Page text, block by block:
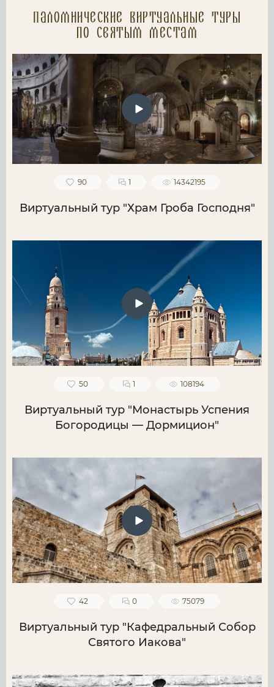
Паломнические Виртуальные туры
по святым местам
90 1 14342195
Виртуальный тур "Храм Гроба Господня"
50 1 108194
Виртуальный тур "Монастырь Успения
Богородицы — Дормицион"
42 0 75079
Виртуальный тур "Кафедральный Собор
Святого Иакова"